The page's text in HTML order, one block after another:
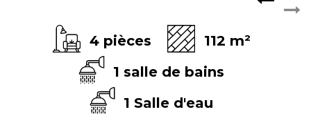
4 pièces
112 m²
1 salle de bains
1 Salle d'eau